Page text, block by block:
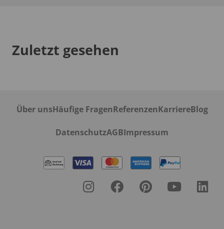
Zuletzt gesehen
Über unsHäufige FragenReferenzenKarriereBlog
DatenschutzAGBImpressum